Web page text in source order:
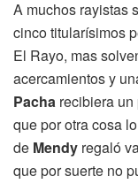
A muchos rayistas
cinco titularísimos
El Rayo, mas
acercamientos y
Pacha recibiera
que por otra cosa
de Mendy regaló
que por suerte no